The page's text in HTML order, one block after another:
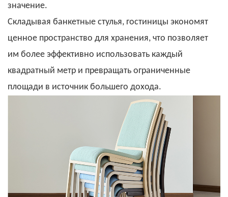
значение.
Складывая банкетные стулья, гостиницы экономят
ценное пространство для хранения, что позволяет
им более эффективно использовать каждый
квадратный метр и превращать ограниченные
площади в источник большего дохода.